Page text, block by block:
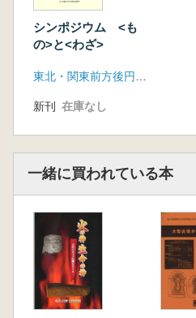
シンポジウム <も
の>と<わざ>
新刊 在庫なし
一緒に買われている本